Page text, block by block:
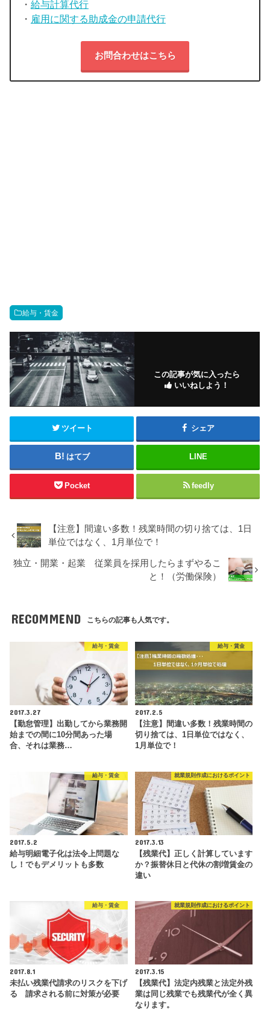
・ 給与計算代行
・ 雇用に関する助成金の申請代行
お問合わせはこちら
給与・賃金
この記事が気に入ったら
いいねしよう！
ツイート シェア
はてブ LINE
Pocket feedly
【注意】間違い多数！残業時間の切り捨ては、1日
単位ではなく、1月単位で！
独立・開業・起業 従業員を採用したらまずやるこ
と！（労働保険）
RECOMMEND こちらの記事も人気です。
給与・賃金
2017.3.27
【勤怠管理】出勤してから業務開
始までの間に10分間あった場
合、それは業務…
給与・賃金
2017.2.5
【注意】間違い多数！残業時間の
切り捨ては、1日単位ではなく、
1月単位で！
給与・賃金
2017.5.2
給与明細電子化は法令上問題な
し！でもデメリットも多数
就業規則作成におけるポイント
2017.3.13
【残業代】正しく計算しています
か？振替休日と代休の割増賃金の
違い
給与・賃金
2017.8.1
未払い残業代請求のリスクを下げ
る 請求される前に対策が必要
就業規則作成におけるポイント
2017.3.15
【残業代】法定内残業と法定外残
業は同じ残業でも残業代が全く異
なります。